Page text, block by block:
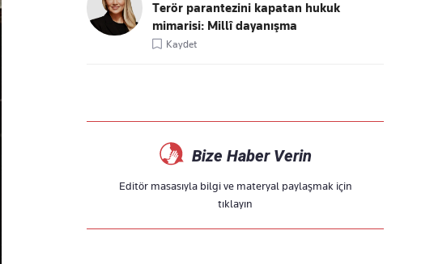
Terör parantezini kapatan hukuk
mimarisi: Millî dayanışma
Kaydet
Bize Haber Verin
Editör masasıyla bilgi ve materyal paylaşmak için
tıklayın